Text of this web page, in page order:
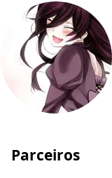
Parceiros